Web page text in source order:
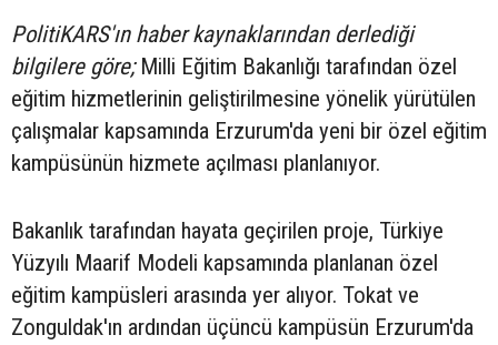
PolitiKARS'ın haber kaynaklarından derlediği
bilgilere göre;Milli Eğitim Bakanlığı tarafından özel
eğitim hizmetlerinin geliştirilmesine yönelik yürütülen
çalışmalar kapsamında Erzurum'da yeni bir özel eğitim
kampüsünün hizmete açılması planlanıyor.
Bakanlık tarafından hayata geçirilen proje, Türkiye
Yüzyılı Maarif Modeli kapsamında planlanan özel
eğitim kampüsleri arasında yer alıyor. Tokat ve
Zonguldak'ın ardından üçüncü kampüsün Erzurum'da